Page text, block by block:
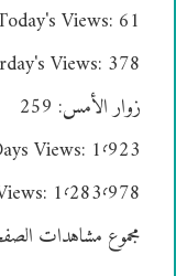
Views: 61
Views: 378
زوار الأمس: 259
Views: 1٬923
1٬283٬978
مجموع مشاهدات